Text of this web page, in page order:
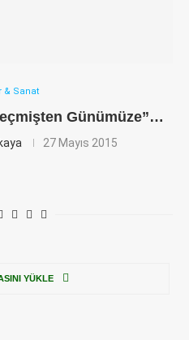
& Sanat
Günümüze”…
27 Mayıs 2015
YÜKLE